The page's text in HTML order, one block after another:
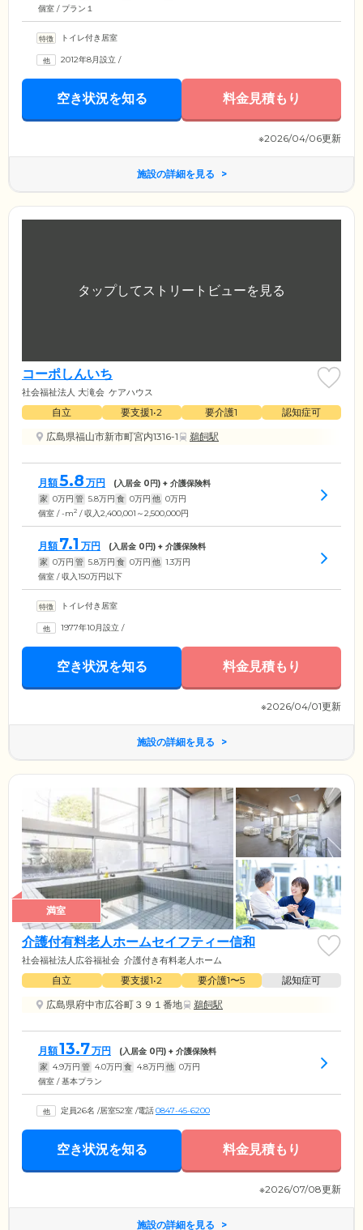
個室 / プラン１
トイレ付き居室
2012年8月設立 /
空き状況を知る 料金見積もり
※2026/04/06更新
施設の詳細を見る
コーポしんいち
社会福祉法人 大滝会 ケアハウス
自立 要支援1•2 要介護1
認知症可
広島県福山市新市町宮内1316-1
鵜飼駅
月額5.8 万円 (入居金 0円) + 介護保険料
家 0万円 管 5.8万円 食 0万円 他 0万円
個室 / -m2 / 収入2,400,001～2,500,000円
月額 7.1 万円 (入居金 0円) + 介護保険料
家 0万円 管 5.8万円 食 0万円 他 1.3万円
個室 / 収入150万円以下
トイレ付き居室
1977年10月設立 /
空き状況を知る 料金見積もり
※2026/04/01更新
施設の詳細を見る
満室
介護付有料老人ホームセイフティー信和
社会福祉法人広谷福祉会 介護付き有料老人ホーム
自立 要支援1•2 要介護1〜5
認知症可
広島県府中市広谷町３９１番地
鵜飼駅
月額13.7万円 (入居金 0円) + 介護保険料
家 4.9万円 管 4.0万円 食 4.8万円 他 0万円
個室 / 基本プラン
定員26名 /居室52室 /電話0847-45-6200
空き状況を知る 料金見積もり
※2026/07/08更新
施設の詳細を見る